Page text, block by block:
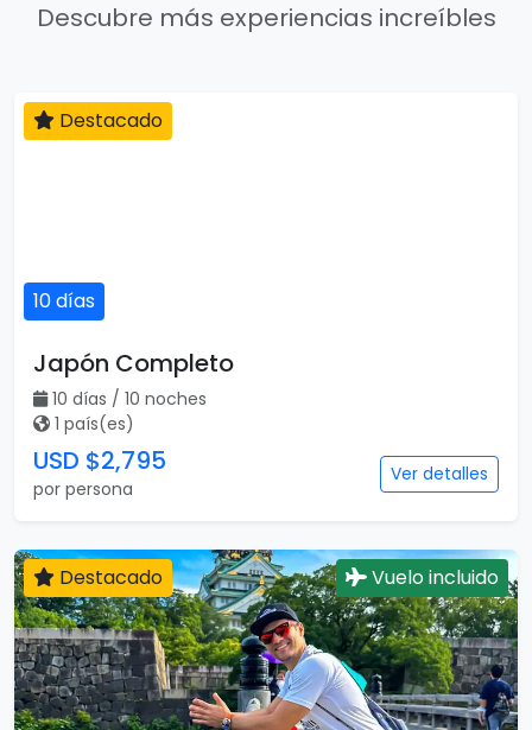
Descubre más experiencias increíbles
10 días
Destacado
Japón Completo
10 días / 10 noches
1 país(es)
USD $2,795
por persona
Ver detalles
Destacado Vuelo incluido